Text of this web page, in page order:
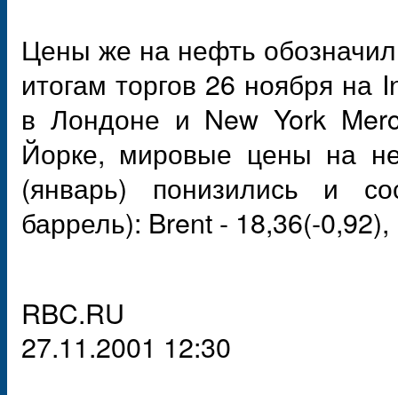
Цены же на нефть
итогам торгов 26 ноября на
в Лондоне и New York
Йорке, мировые цены на
(январь) понизились и
баррель): Brent - 18,36(-
RBC.RU
27.11.2001 12:30